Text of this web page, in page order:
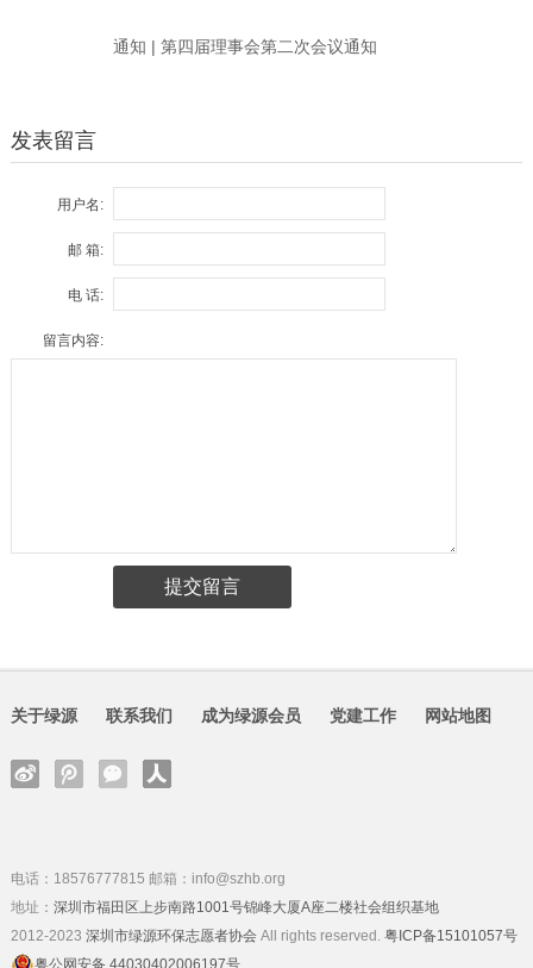
通知 | 第四届理事会第二次会议通知
发表留言
用户名:
邮 箱:
电 话:
留言内容:
关于绿源 联系我们 成为绿源会员 党建工作 网站地图
电话：18576777815 邮箱：info@szhb.org
地址： 深圳市福田区上步南路1001号锦峰大厦A座二楼社会组织基地
2012-2023 深圳市绿源环保志愿者协会All rights reserved. 粤ICP备15101057号
粤公网安备 44030402006197号